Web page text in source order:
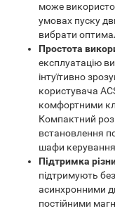
може
умовах пуску
вибрати
Простота
експлуатацію
інтуїтивно
користувача
комфортними
Компактний
встановлення
шафи
Підтримка
підтримують
асинхронними
постійними